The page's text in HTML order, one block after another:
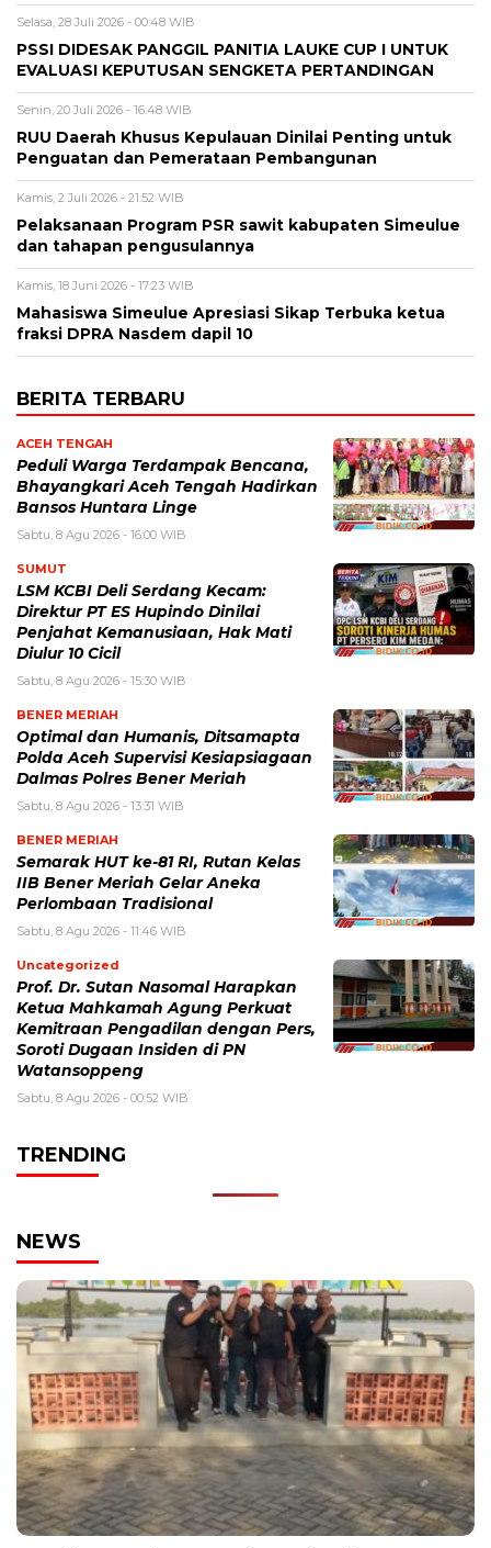
Selasa, 28 Juli 2026 - 00:48 WIB
PSSI DIDESAK PANGGIL PANITIA LAUKE CUP I UNTUK
EVALUASI KEPUTUSAN SENGKETA PERTANDINGAN
Senin, 20 Juli 2026 - 16:48 WIB
RUU Daerah Khusus Kepulauan Dinilai Penting untuk
Penguatan dan Pemerataan Pembangunan
Kamis, 2 Juli 2026 - 21:52 WIB
Pelaksanaan Program PSR sawit kabupaten Simeulue
dan tahapan pengusulannya
Kamis, 18 Juni 2026 - 17:23 WIB
Mahasiswa Simeulue Apresiasi Sikap Terbuka ketua
fraksi DPRA Nasdem dapil 10
BERITA TERBARU
ACEH TENGAH
Peduli Warga Terdampak Bencana,
Bhayangkari Aceh Tengah Hadirkan
Bansos Huntara Linge
Sabtu, 8 Agu 2026 - 16:00 WIB
SUMUT
LSM KCBI Deli Serdang Kecam:
Direktur PT ES Hupindo Dinilai
Penjahat Kemanusiaan, Hak Mati
Diulur 10 Cicil
Sabtu, 8 Agu 2026 - 15:30 WIB
BENER MERIAH
Optimal dan Humanis, Ditsamapta
Polda Aceh Supervisi Kesiapsiagaan
Dalmas Polres Bener Meriah
Sabtu, 8 Agu 2026 - 13:31 WIB
BENER MERIAH
Semarak HUT ke-81 RI, Rutan Kelas
IIB Bener Meriah Gelar Aneka
Perlombaan Tradisional
Sabtu, 8 Agu 2026 - 11:46 WIB
Uncategorized
Prof. Dr. Sutan Nasomal Harapkan
Ketua Mahkamah Agung Perkuat
Kemitraan Pengadilan dengan Pers,
Soroti Dugaan Insiden di PN
Watansoppeng
Sabtu, 8 Agu 2026 - 00:52 WIB
TRENDING
NEWS